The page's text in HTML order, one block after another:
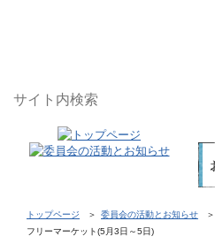
トップページ 委員会の活動とお知らせ
フリーマーケット(5月3日～5日)